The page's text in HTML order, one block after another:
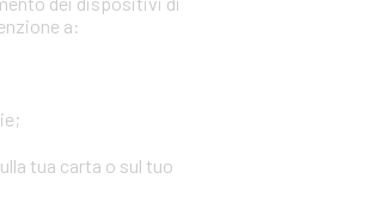
a:
tua carta o sul tuo